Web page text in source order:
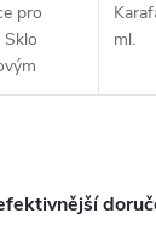
pro
ml.